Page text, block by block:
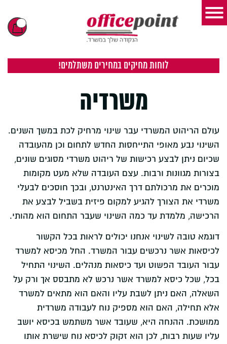
לוחות מחיקים במחירים משתלמים!
משרדיה
עולם הריהוט המשרדי עבר שינוי מרחיק לכת במשך השנים.
השינוי נבע מאופי התייחסות החדש לתחום וכן מהעובדה
שכיום ניתן לבצע רכישות של ריהוט משרדי מסוגים שונים,
בצורות מגוונות ורבות. עצם העובדה שלא מעט מקומות
מוכרים את מרכולתם דרך האינטרנט, ובכך חוסכים לבעלי
משרדי את הצורך להגיע למקום פיזית בשביל לבצע את
הרכישה, מלמדת עד כמה השינוי שעבר התחום הוא מהותי.
דוגמא טובה לשינוי אנחנו יכולים לראות בכל הקשור
לכיסאות אשר נרכשים עבור המשרד. החל מכיסא למשרד
עבור העובד הפשוט ועד כיסאות מנהלים. השינוי התחיל
בכל, שכל כיסא למשרד אשר נרכש לא מתבסס אך ורק על
השאלה, האם ניתן לשבת עליו והאם הוא מתאים למשרד
אלא תחילה, האם הוא מספיק נוח לעבודה משרדית
ממושכת. ההנחה היא, שעובד אשר משתמש בכיסא יושב
עליו שעות רבות, לכן הוא זקוק לכיסא נוח שישרת אותו